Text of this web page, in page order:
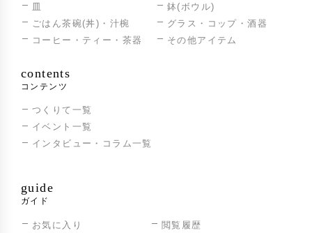
皿
鉢(ボウル)
ごはん茶碗(丼)・汁椀
グラス・コップ・酒器
コーヒー・ティー・茶器
その他アイテム
contents
コンテンツ
つくりて一覧
イベント一覧
インタビュー・コラム一覧
guide
ガイド
お気に入り
閲覧履歴